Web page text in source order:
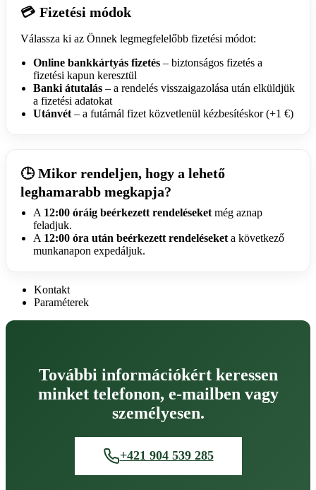
💳 Fizetési módok
Válassza ki az Önnek legmegfelelőbb fizetési módot:
Online bankkártyás fizetés– biztonságos fizetés a
fizetési kapun keresztül
Banki átutalás– a rendelés visszaigazolása után elküldjük
a fizetési adatokat
Utánvét– a futárnál fizet közvetlenül kézbesítéskor (+1 €)
🕒 Mikor rendeljen, hogy a lehető
leghamarabb megkapja?
A 12:00 óráig beérkezett rendeléseketmég aznap
feladjuk.
A 12:00 óra után beérkezett rendeléseketa következő
munkanapon expedáljuk.
Kontakt
Paraméterek
További információkért keressen
minket telefonon, e-mailben vagy
személyesen.
+421 904 539 285